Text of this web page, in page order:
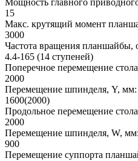
15
Макс. крутящий момент
3000
Частота вращения планшайбы,
4.4-165 (14 ступеней)
Поперечное перемещение
2000
Перемещение шпинделя, Y, мм:
1600(2000)
Продольное перемещение
2000
Перемещение шпинделя, W,
900
Перемещение суппорта